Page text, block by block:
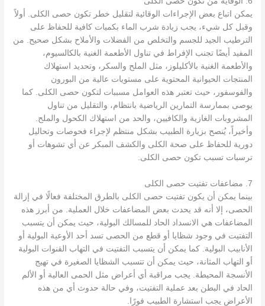
يمكن اتباع بعض الإجراءات الوقائية لتقليل خطر تكون حصى الكلى. أولاً
وقبل كل شيء، يجب زيادة شرب الماء بكميات كافية للحفاظ على
الترطيب الجيد للجسم والتخلص من الفضلات والأملاح بشكل صحيح. من
المفيد أيضًا تجنب الإفراط في تناول الأطعمة الغنية بالكالسيوم،
والأطعمة الغنية بالأكليلوز، مثل الملح والسكر، وتحديد استهلاك
المنتجات الحيوانية المحتوية على مستويات عالية من البورون
والفوسفور، حيث تعتبر هذه العوامل مسببات لتكون حصى الكلى. كما
يوصى بممارسة التمارين الرياضية بانتظام، والتقليل من تناول
المشروبات الغازية والكافيين، والحد من استهلاك الكحول والملح.
وأخيراً، يُنصح بزيارة الطبيب بشكل منتظم لإجراء فحوصات وتحاليل
دورية للحفاظ على صحة الكلى والكشف المبكر عن أي تشوهات أو
ترسبات تسبب تكون حصى الكلى.
7. مضاعفات تفتيت حصى الكلى
بينما يمكن أن يكون تفتيت حصى الكلى بالطرق المختلفة فعالًا في إزالة
الحصى، إلا أنه قد يحدث بعض المضاعفات خلال العملية. من أبرز هذه
المضاعفات هي الانسداد الحاد للمسالك البولية، حيث يمكن أن يتسبب
التفتيت في وجود شظايا أو قطع من الحصى تسد أحد الأوعية البولية أو
الأنابيب البولية. كما يمكن أن يتسبب التفتيت في التهاب القنوات البولية
أو التهاب المثانة، حيث يمكن أن تتسبب الشظايا الصغيرة في تهيج
الأنسجة المحيطة. يجب مراقبة أي أعراض مثل الحمى العالية أو الألم
الحاد في البطن بعد عملية التفتيت، وفي حالة حدوث أي من هذه
الأعراض يجب استشارة الطبيب فورًا.